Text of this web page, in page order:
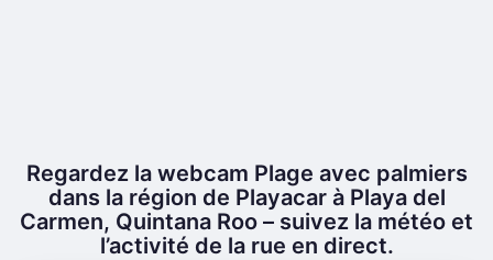
Regardez la webcam Plage avec palmiers
dans la région de Playacar à Playa del
Carmen, Quintana Roo – suivez la météo et
l’activité de la rue en direct.